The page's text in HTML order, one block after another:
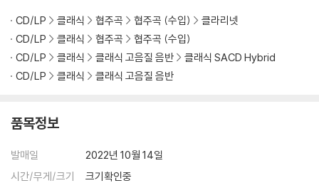
CD/LP 클래식 협주곡 협주곡 (수입)
클라리넷
CD/LP
클래식 협주곡
협주곡 (수입)
CD/LP
클래식 클래식 고음질 음반
클래식 SACD Hybrid
CD/LP
클래식 클래식 고음질 음반
품목정보
발매일
2022년 10월 14일
시간/무게/크기
크기확인중